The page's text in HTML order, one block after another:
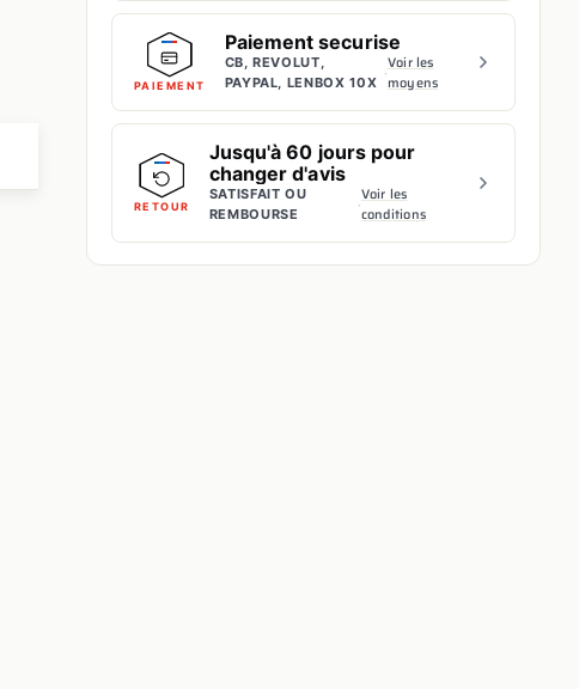
PAIEMENT
Paiement securise
CB, REVOLUT,
PAYPAL, LENBOX 10X ·Voir les
moyens
RETOUR
Jusqu'à 60 jours pour
changer d'avis
SATISFAIT OU
REMBOURSE
·Voir les
conditions